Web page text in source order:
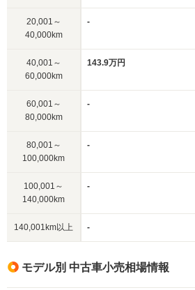
20,001～
40,000km
-
40,001～
60,000km
143.9万円
60,001～
80,000km
-
80,001～
100,000km
-
100,001～
140,000km
-
140,001km以上 -
モデル別 中古車小売相場情報